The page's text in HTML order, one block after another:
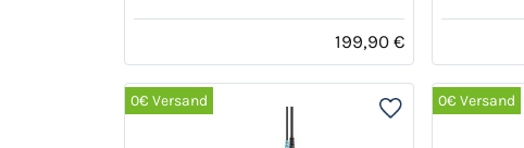
199,90 €
0€ Versand 0€ Versand